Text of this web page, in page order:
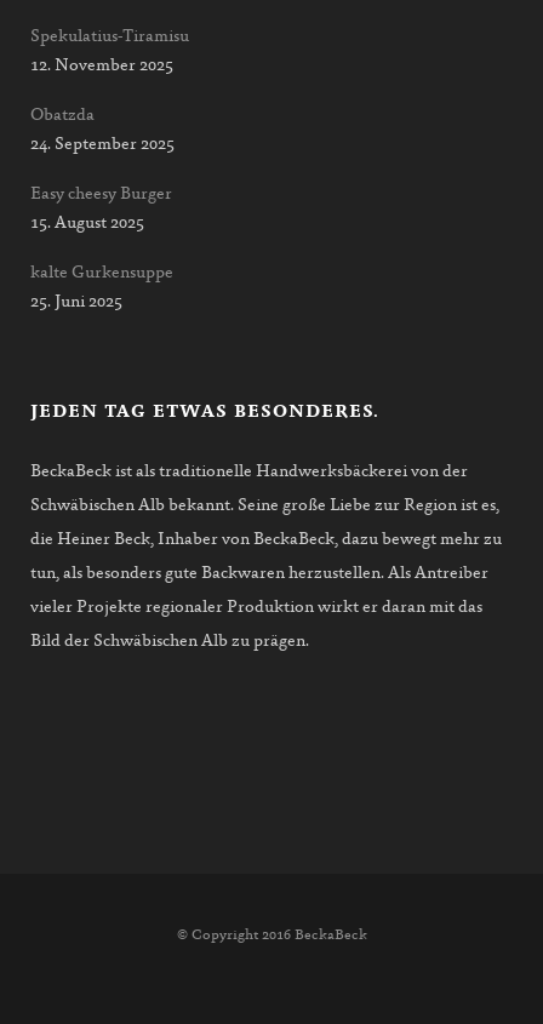
Spekulatius-Tiramisu
12. November 2025
Obatzda
24. September 2025
Easy cheesy Burger
15. August 2025
kalte Gurkensuppe
25. Juni 2025
JEDEN TAG ETWAS BESONDERES.
BeckaBeck ist als traditionelle Handwerksbäckerei von der
Schwäbischen Alb bekannt. Seine große Liebe zur Region ist es,
die Heiner Beck, Inhaber von BeckaBeck, dazu bewegt mehr zu
tun, als besonders gute Backwaren herzustellen. Als Antreiber
vieler Projekte regionaler Produktion wirkt er daran mit das
Bild der Schwäbischen Alb zu prägen.
© Copyright 2016 BeckaBeck